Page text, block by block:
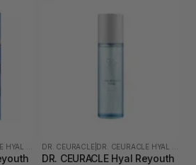
DR. CEURACLE
DR. CEURACLE Hyal Reyouth